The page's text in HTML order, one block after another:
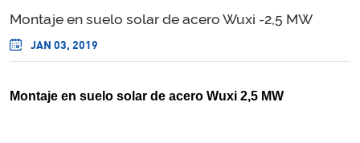
Montaje en suelo solar de acero Wuxi -2,5 MW
JAN 03, 2019
Montaje en suelo solar de acero Wuxi 2,5 MW